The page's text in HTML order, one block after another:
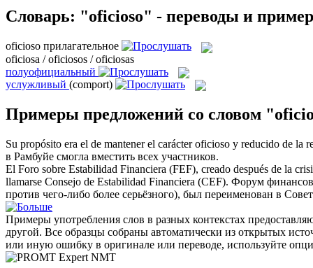
Словарь: "oficioso" - переводы и
oficioso прилагательное
oficiosa / oficiosos / oficiosas
полуофициальный
услужливый (comport)
Примеры предложений со словом
Su propósito era el de mantener el carácteroficioso y reducido de la
в Рамбуйе смогла вместить всех участников.
El Foro sobre Estabilidad Financiera (FEF), creado después de la
llamarse Consejo de Estabilidad Financiera (CEF). Форум
против чего-либо более серьёзного), был переименован в
Примеры употребления слов в разных контекстах
другой. Все образцы собраны автоматически из открытых
или иную ошибку в оригинале или переводе, используйте